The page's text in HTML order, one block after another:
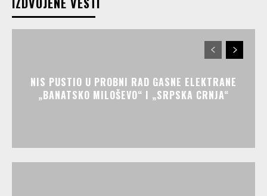
NIS PUSTIO U PROBNI RAD GASNE ELEKTRANE
„BANATSKO MILOŠEVO“ I „SRPSKA CRNJA“